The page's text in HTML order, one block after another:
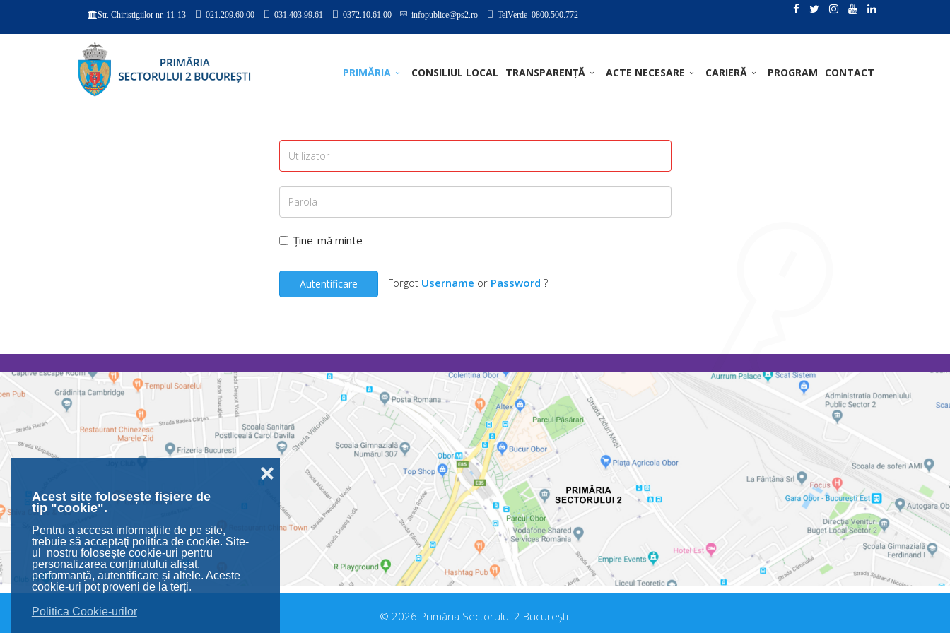
Acest site folosește fișiere de
tip "cookie".
Pentru a accesa informaţiile de pe site,
trebuie să acceptaţi politica de cookie. Site-
ul nostru folosește cookie-uri pentru
personalizarea conținutului afișat,
performanță, autentificare și altele. Aceste
cookie-uri pot proveni de la terți.
Politica Cookie-urilor
❌
Str. Chiristigiilor nr. 11-13 021.209.60.00 031.403.99.61 0372.10.61.00 infopublice@ps2.ro TelVerde 0800.500.772
PRIMĂRIA CONSILIUL LOCAL TRANSPARENȚĂ ACTE NECESARE CARIERĂ PROGRAM CONTACT
Ține-mă minte
Autentificare Forgot Username or Password ?
© 2026 Primăria Sectorului 2 București.